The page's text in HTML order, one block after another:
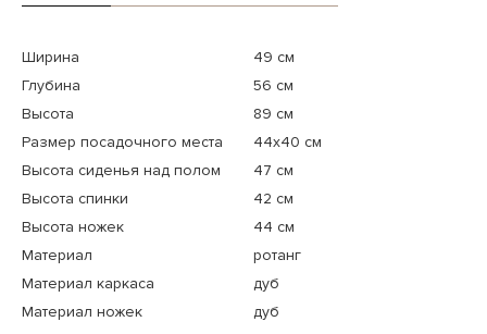
Ширина
49 см
Глубина
56 см
Высота
89 см
Размер посадочного места
44x40 см
Высота сиденья над полом
47 см
Высота спинки
42 см
Высота ножек
44 см
Материал
ротанг
Материал каркаса
дуб
Материал ножек
дуб